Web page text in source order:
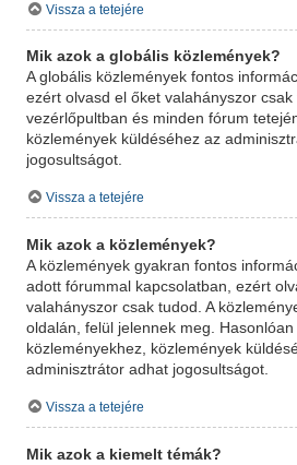
Vissza a tetejére
Mik azok a globális közlemények?
A globális közlemények fontos
ezért olvasd el őket valahányszor csak
vezérlőpultban és minden fórum
közlemények küldéséhez az
jogosultságot.
Vissza a tetejére
Mik azok a közlemények?
A közlemények gyakran fontos
adott fórummal kapcsolatban, ezért
valahányszor csak tudod. A
oldalán, felül jelennek meg.
közleményekhez, közlemények
adminisztrátor adhat jogosultságot.
Vissza a tetejére
Mik azok a kiemelt témák?